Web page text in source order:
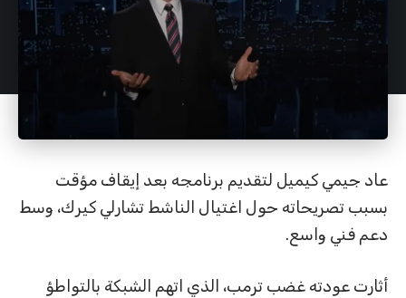
عاد جيمي كيميل لتقديم برنامجه بعد إيقاف مؤقت
بسبب تصريحاته حول اغتيال الناشط تشارلي كيرك، وسط
دعم فني واسع.
أثارت عودته غضب ترمب، الذي اتهم الشبكة بالتواطؤ